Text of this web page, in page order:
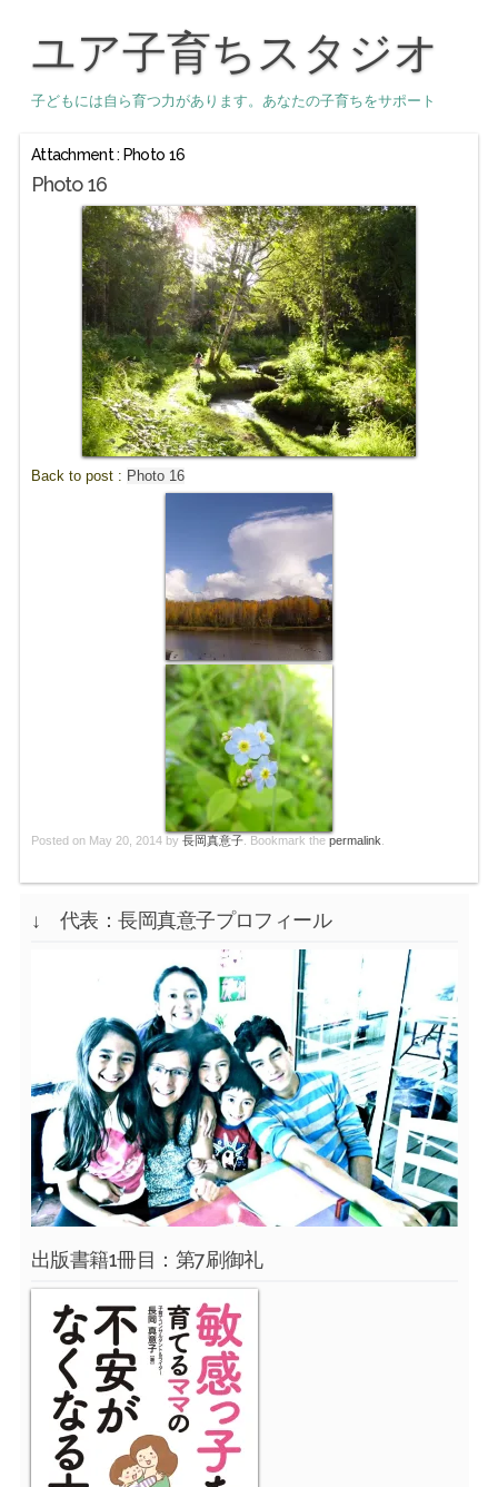
ユア子育ちスタジオ
子どもには自ら育つ力があります。あなたの子育ちをサポート
Attachment : Photo 16
Photo 16
Back to post : Photo 16
Posted on May 20, 2014 by 長岡真意子. Bookmark the permalink
↓ 代表：長岡真意子プロフィール
出版書籍1冊目：第7刷御礼